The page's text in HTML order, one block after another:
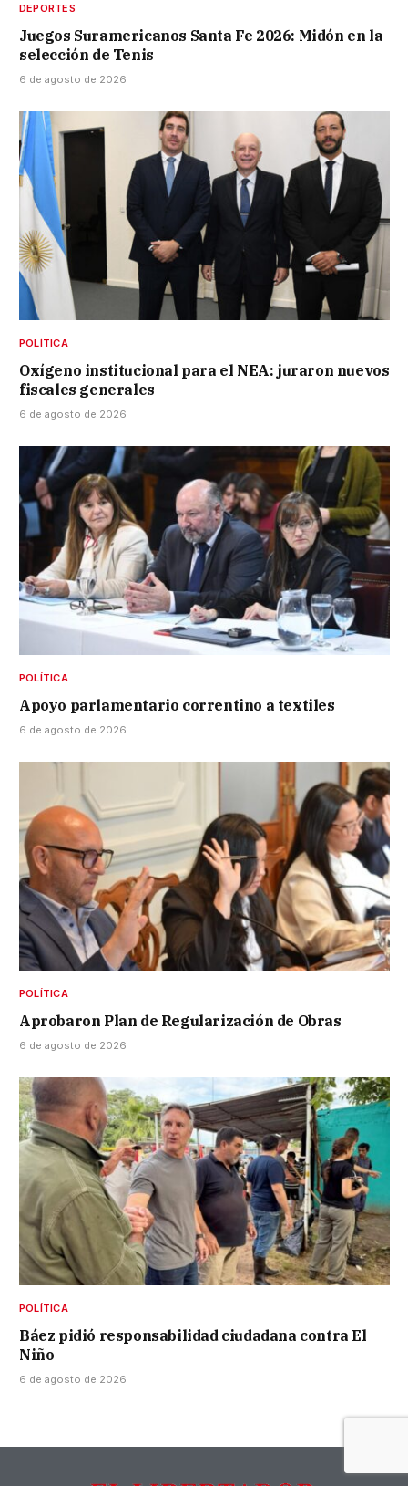
DEPORTES
Juegos Suramericanos Santa Fe 2026: Midón en la
selección de Tenis
6 de agosto de 2026
POLÍTICA
Oxígeno institucional para el NEA: juraron nuevos
fiscales generales
6 de agosto de 2026
POLÍTICA
Apoyo parlamentario correntino a textiles
6 de agosto de 2026
POLÍTICA
Aprobaron Plan de Regularización de Obras
6 de agosto de 2026
POLÍTICA
Báez pidió responsabilidad ciudadana contra El
Niño
6 de agosto de 2026